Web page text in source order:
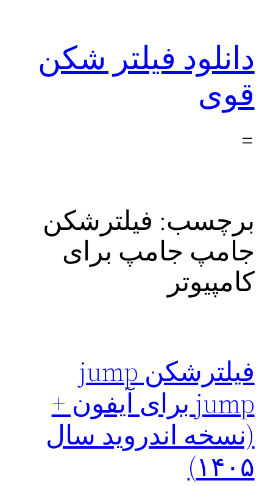
دانلود فیلتر شکن
قوی
برچسب: فیلترشکن
جامپ جامپ برای
کامپیوتر
فیلترشکن jump
jump برای آیفون +
(نسخه اندروید سال
۱۴۰۵)